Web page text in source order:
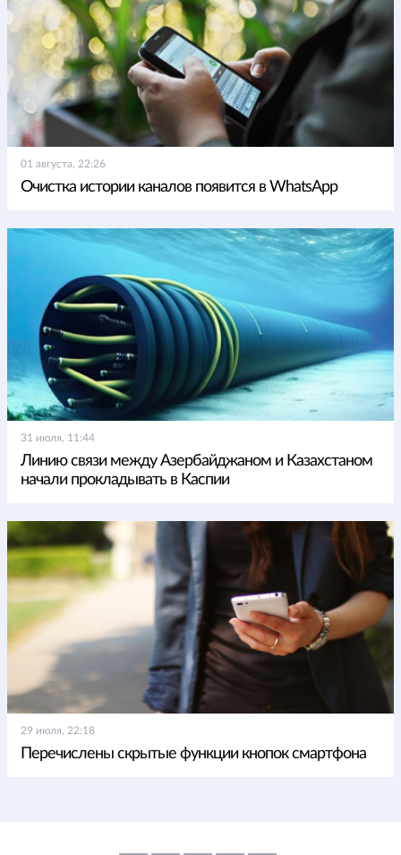
01 августа, 22:26
Очистка истории каналов появится в WhatsApp
31 июля, 11:44
Линию связи между Азербайджаном и Казахстаном
начали прокладывать в Каспии
29 июля, 22:18
Перечислены скрытые функции кнопок смартфона